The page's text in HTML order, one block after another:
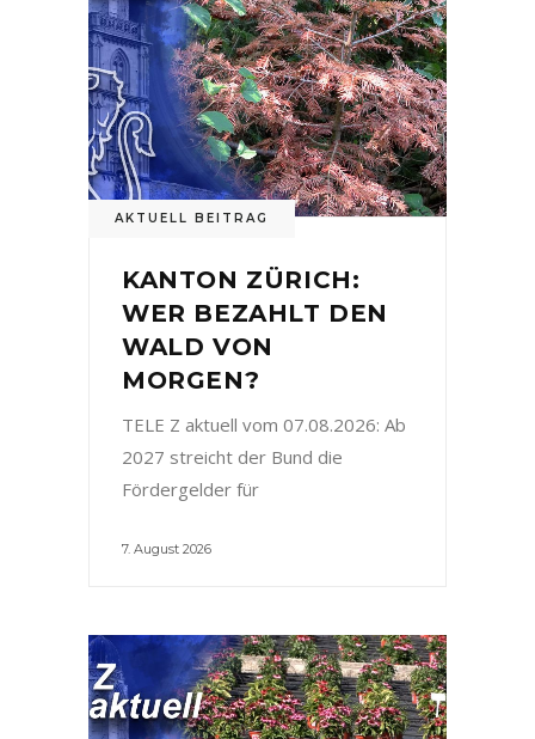
AKTUELL BEITRAG
KANTON ZÜRICH:
WER BEZAHLT DEN
WALD VON
MORGEN?
TELE Z aktuell vom 07.08.2026: Ab
2027 streicht der Bund die
Fördergelder für
7. August 2026